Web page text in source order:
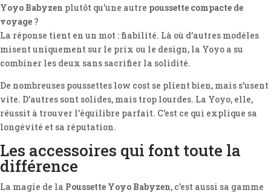
Yoyo Babyzen plutôt qu’une autre poussette compacte de
voyage ?
La réponse tient en un mot : fiabilité. Là où d’autres modèles
misent uniquement sur le prix ou le design, la Yoyo a su
combiner les deux sans sacrifier la solidité.
De nombreuses poussettes low cost se plient bien, mais s’usent
vite. D’autres sont solides, mais trop lourdes. La Yoyo, elle,
réussit à trouver l’équilibre parfait. C’est ce qui explique sa
longévité et sa réputation.
Les accessoires qui font toute la
différence
La magie de la Poussette Yoyo Babyzen, c’est aussi sa gamme